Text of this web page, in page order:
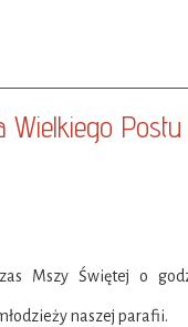
Wielkiego Postu
Mszy Świętej o
naszej parafii.